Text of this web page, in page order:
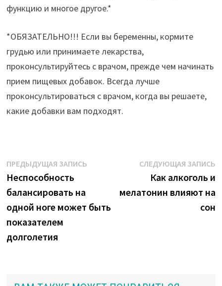
функцию и многое другое.*
*ОБЯЗАТЕЛЬНО!!! Если вы беременны, кормите
грудью или принимаете лекарства,
проконсультируйтесь с врачом, прежде чем начинать
прием пищевых добавок. Всегда лучше
проконсультироваться с врачом, когда вы решаете,
какие добавки вам подходят.
Навигация
по
записям
ПРЕДЫДУЩАЯ ЗАПИСЬПредыдущая
Неспособность
балансировать на
одной ноге может быть
показателем
долголетия
СЛЕДУЮЩАЯ ЗАПИСЬ
Как алкоголь и
мелатонин влияют на
сон